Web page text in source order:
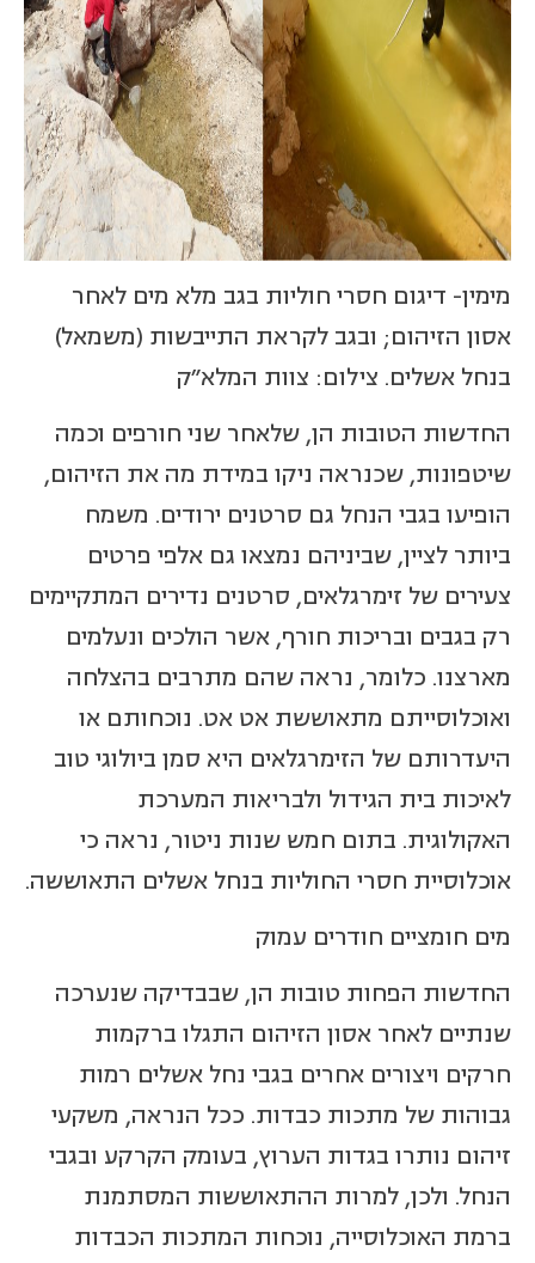
מימין- דיגום חסרי חוליות בגב מלא מים לאחר
אסון הזיהום; ובגב לקראת התייבשות (משמאל)
בנחל אשלים. צילום: צוות המלא"ק
החדשות הטובות הן, שלאחר שני חורפים וכמה
שיטפונות, שכנראה ניקו במידת מה את הזיהום,
הופיעו בגבי הנחל גם סרטנים ירודים. משמח
ביותר לציין, שביניהם נמצאו גם אלפי פרטים
צעירים של זימרגלאים, סרטנים נדירים המתקיימים
רק בגבים ובריכות חורף, אשר הולכים ונעלמים
מארצנו. כלומר, נראה שהם מתרבים בהצלחה
ואוכלוסייתם מתאוששת אט אט. נוכחותם או
היעדרותם של הזימרגלאים היא סמן ביולוגי טוב
לאיכות בית הגידול ולבריאות המערכת
האקולוגית. בתום חמש שנות ניטור, נראה כי
אוכלוסיית חסרי החוליות בנחל אשלים התאוששה.
מים חומציים חודרים עמוק
החדשות הפחות טובות הן, שבבדיקה שנערכה
שנתיים לאחר אסון הזיהום התגלו ברקמות
חרקים ויצורים אחרים בגבי נחל אשלים רמות
גבוהות של מתכות כבדות. ככל הנראה, משקעי
זיהום נותרו בגדות הערוץ, בעומק הקרקע ובגבי
הנחל. ולכן, למרות ההתאוששות המסתמנת
ברמת האוכלוסייה, נוכחות המתכות הכבדות